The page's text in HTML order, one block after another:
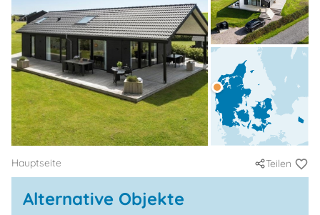
Hauptseite Teilen
Alternative Objekte